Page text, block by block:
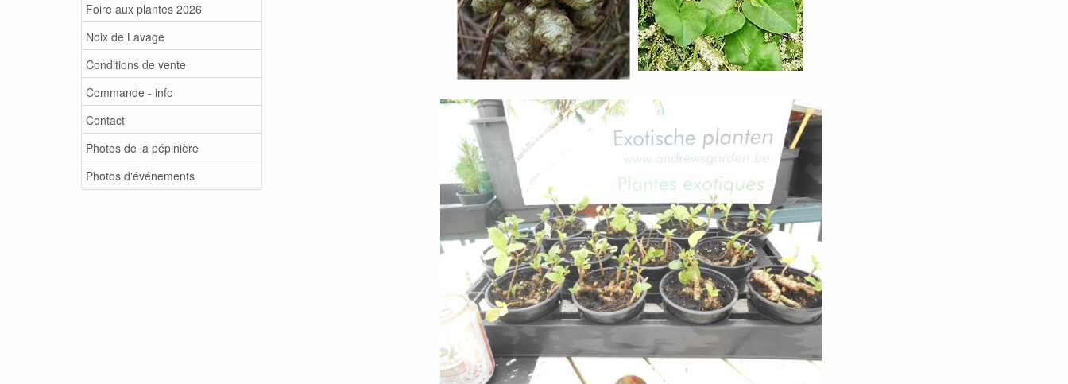
Foire aux plantes 2026
Noix de Lavage
Conditions de vente
Commande - info
Contact
Photos de la pépinière
Photos d'événements